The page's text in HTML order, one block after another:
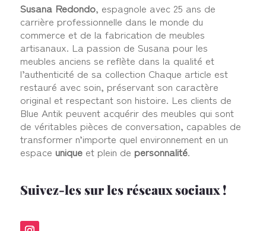
Susana Redondo, espagnole avec 25 ans de
carrière professionnelle dans le monde du
commerce et de la fabrication de meubles
artisanaux. La passion de Susana pour les
meubles anciens se reflète dans la qualité et
l’authenticité de sa collection Chaque article est
restauré avec soin, préservant son caractère
original et respectant son histoire. Les clients de
Blue Antik peuvent acquérir des meubles qui sont
de véritables pièces de conversation, capables de
transformer n’importe quel environnement en un
espace uniqueet plein de personnalité.
Suivez-les sur les réseaux sociaux !